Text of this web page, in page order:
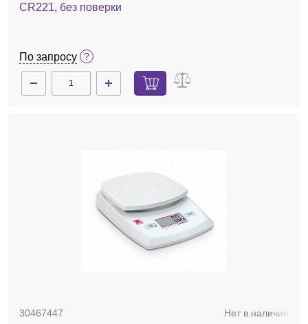
CR221, без поверки
По запросу
30467447 Нет в наличии